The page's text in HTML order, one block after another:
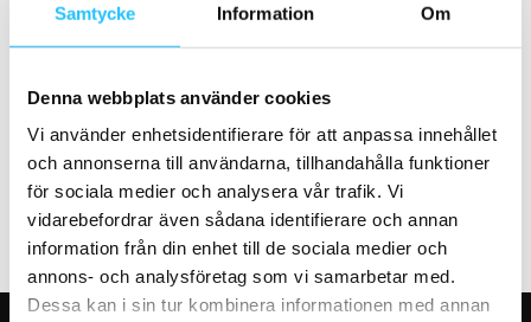
Samtycke Information Om
Denna webbplats använder cookies
Vi använder enhetsidentifierare för att anpassa innehållet
och annonserna till användarna, tillhandahålla funktioner
för sociala medier och analysera vår trafik. Vi
vidarebefordrar även sådana identifierare och annan
information från din enhet till de sociala medier och
annons- och analysföretag som vi samarbetar med.
Dessa kan i sin tur kombinera informationen med annan
Zlatans Padel Zenter i Örebro
byggs om – adderar
fotbollskoncept
Motosumo lanserar
hemmaträningstjänst för gym